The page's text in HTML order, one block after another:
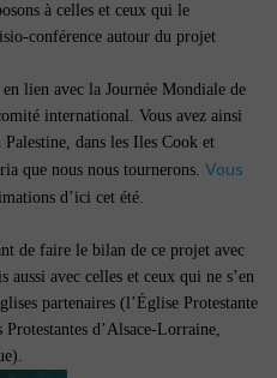
à celles et ceux qui le
conférence autour du projet
lien avec la Journée Mondiale de
international. Vous avez ainsi
dans les Iles Cook et
que nous nous tournerons. Vous
d’ici cet été.
de faire le bilan de ce projet avec
aussi avec celles et ceux qui ne s’en
partenaires (l’Église Protestante
d’Alsace-Lorraine,